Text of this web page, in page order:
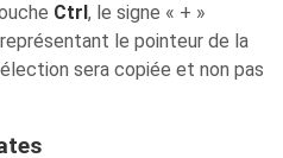
Ctrl , le signe « + »
le pointeur de la
sera copiée et non pas